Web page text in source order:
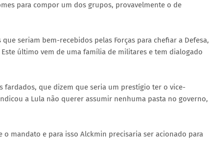
para compor um dos grupos, provavelmente o de
seriam bem-recebidos pelas Forças para chefiar a Defesa,
último vem de uma família de militares e tem dialogado
que dizem que seria um prestígio ter o vice-
a Lula não querer assumir nenhuma pasta no governo,
mandato e para isso Alckmin precisaria ser acionado para